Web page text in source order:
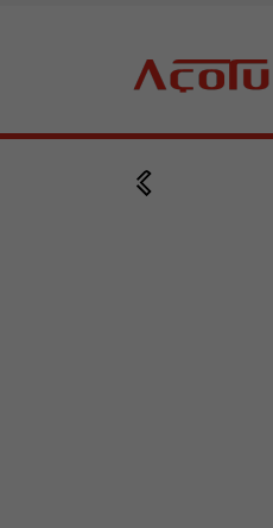
Sobre a Açotubo